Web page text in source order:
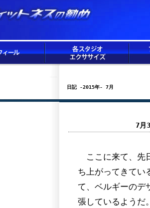
日記 -2015年- 7月
7月
ここに来て、先
ち上がってきてい
て、ベルギーのデ
張しているようだ